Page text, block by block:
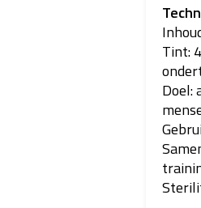
Tint:
Doel: